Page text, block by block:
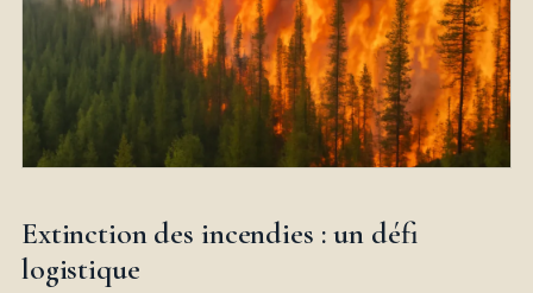
Extinction des incendies : un défi
logistique